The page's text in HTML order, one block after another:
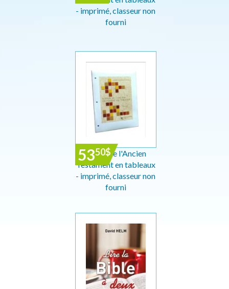
- imprimé, classeur non
fourni
5350$
Survol de l'Ancien
Testament en tableaux
- imprimé, classeur non
fourni